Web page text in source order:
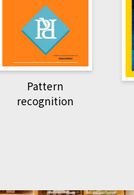
Pattern
recognition